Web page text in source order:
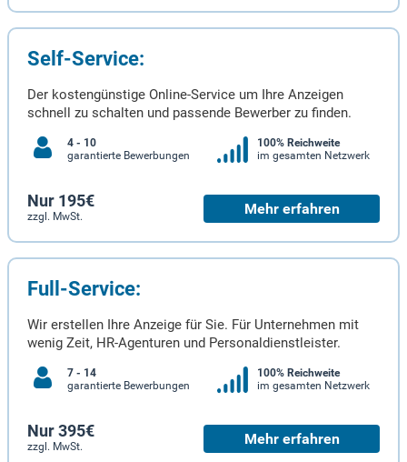
Self-Service:
Der kostengünstige Online-Service um Ihre Anzeigen
schnell zu schalten und passende Bewerber zu finden.
4 - 10
garantierte Bewerbungen
100% Reichweite
im gesamten Netzwerk
Nur 195€
zzgl. MwSt. Mehr erfahren
Full-Service:
Wir erstellen Ihre Anzeige für Sie. Für Unternehmen mit
wenig Zeit, HR-Agenturen und Personaldienstleister.
7 - 14
garantierte Bewerbungen
100% Reichweite
im gesamten Netzwerk
Nur 395€
zzgl. MwSt. Mehr erfahren